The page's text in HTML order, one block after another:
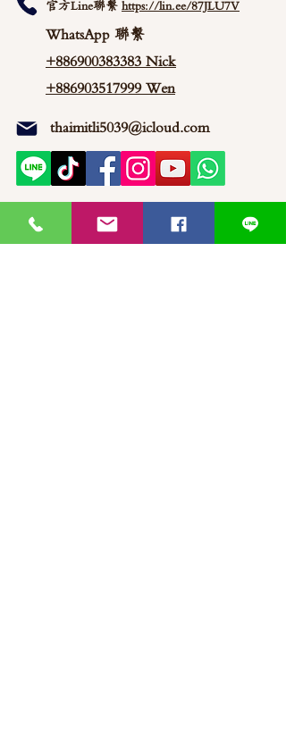
官方Line聯繫 https://lin.ee/87JLU7V
WhatsApp 聯繫
+886900383383 Nick
+886903517999 Wen
thaimitli5039@icloud.com